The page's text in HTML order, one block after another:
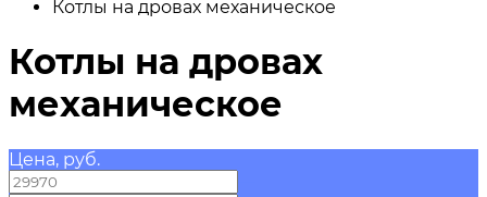
Котлы на дровах механическое
Котлы на дровах
механическое
Цена, руб.